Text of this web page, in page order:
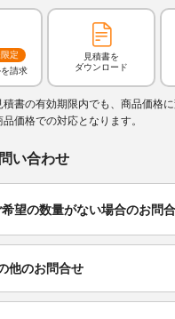
定
請求
見積書を
ダウンロード
書の有効期限内でも、商品価格
価格での対応となります。
い合わせ
希望の数量がない場合のお問
他のお問合せ